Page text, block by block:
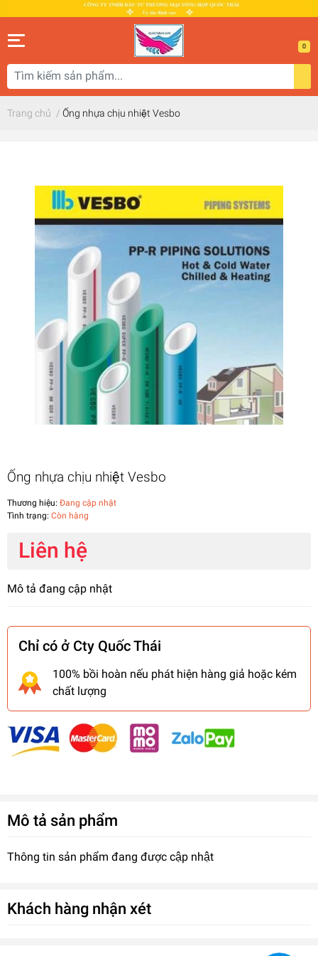
0
Trang chủ / Ống nhựa chịu nhiệt Vesbo
Ống nhựa chịu nhiệt Vesbo
Thương hiệu: Đang cập nhật
Tình trạng: Còn hàng
Liên hệ
Mô tả đang cập nhật
Chỉ có ở Cty Quốc Thái
100% bồi hoàn nếu phát hiện hàng giả hoặc kém
chất lượng
Mô tả sản phẩm
Thông tin sản phẩm đang được cập nhật
Khách hàng nhận xét